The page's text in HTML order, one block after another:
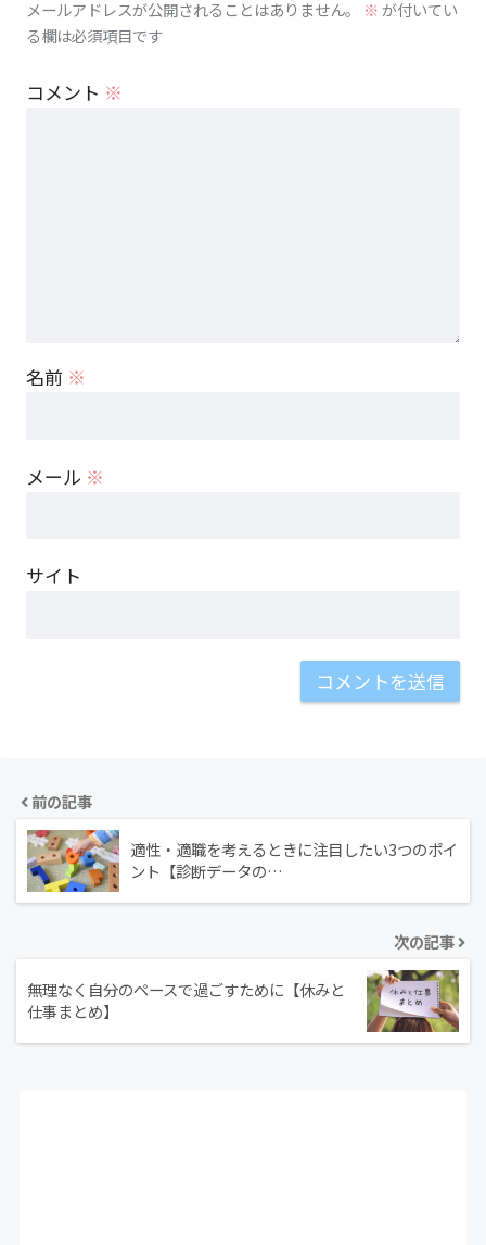
メールアドレスが公開されることはありません。 ※が付いてい
る欄は必須項目です
コメント ※
名前 ※
メール ※
サイト
前の記事
適性・適職を考えるときに注目したい3つのポイ
ント【診断データの…
次の記事
無理なく自分のペースで過ごすために【休みと
仕事まとめ】